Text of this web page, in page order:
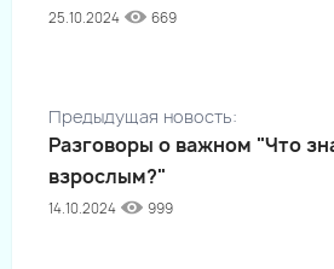
25.10.2024 669
Предыдущая новость:
Разговоры о важном "Что
взрослым?"
14.10.2024 999